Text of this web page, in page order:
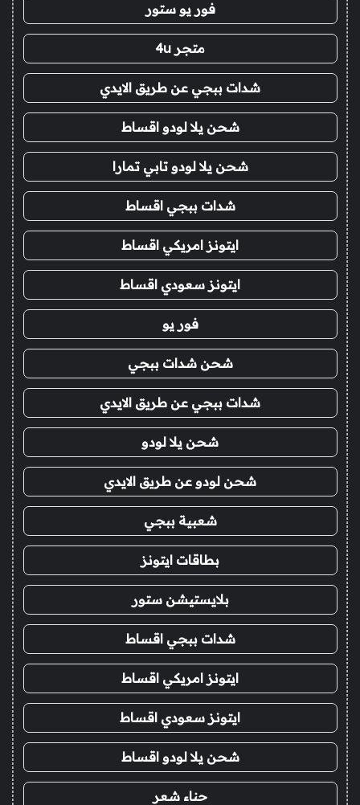
فور يو ستور
متجر 4u
شدات ببجي عن طريق الايدي
شحن يلا لودو اقساط
شحن يلا لودو تابي تمارا
شدات ببجي اقساط
ايتونز امريكي اقساط
ايتونز سعودي اقساط
فور يو
شحن شدات ببجي
شدات ببجي عن طريق الايدي
شحن يلا لودو
شحن لودو عن طريق الايدي
شعبية ببجي
بطاقات ايتونز
بلايستيشن ستور
شدات ببجي اقساط
ايتونز امريكي اقساط
ايتونز سعودي اقساط
شحن يلا لودو اقساط
حناء شعر